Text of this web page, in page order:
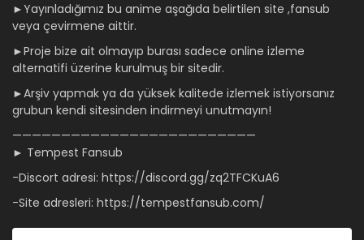
Blm 1 - Akame ga Kill! 1.Bölüm - Ağustos 29, 2021
►Yayınladığımız bu anime aşağıda belirtilen site ,fansub
veya çevirmene aittir.
►Proje bize ait olmayıp burası sadece online izleme
alternatifi üzerine kurulmuş bir sitedir.
►Arşiv yapmak ya da yüksek kalitede izlemek istiyorsanız
grubun kendi sitesinden indirmeyi unutmayın!
—————————————————————————
► Tempest Fansub
-Discort adresi: https://discord.gg/zq2TFCKuA6
-Site adresleri: https://tempestfansub.com/